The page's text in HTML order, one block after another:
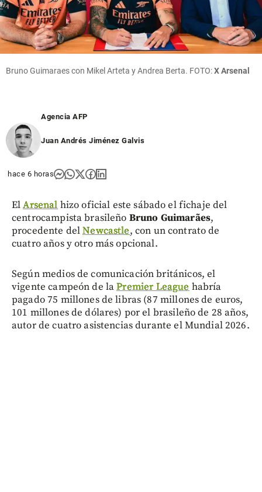
Bruno Guimaraes con Mikel Arteta y Andrea Berta. FOTO:X Arsenal
Agencia AFP
Juan Andrés Jiménez Galvis
hace 6 horas
ElArsenal hizo oficial este sábado el fichaje del
centrocampista brasileño Bruno Guimarães,
procedente delNewcastle, con un contrato de
cuatro años y otro más opcional.
Según medios de comunicación británicos, el
vigente campeón de laPremier League habría
pagado 75 millones de libras (87 millones de euros,
101 millones de dólares) por el brasileño de 28 años,
autor de cuatro asistencias durante el Mundial 2026.